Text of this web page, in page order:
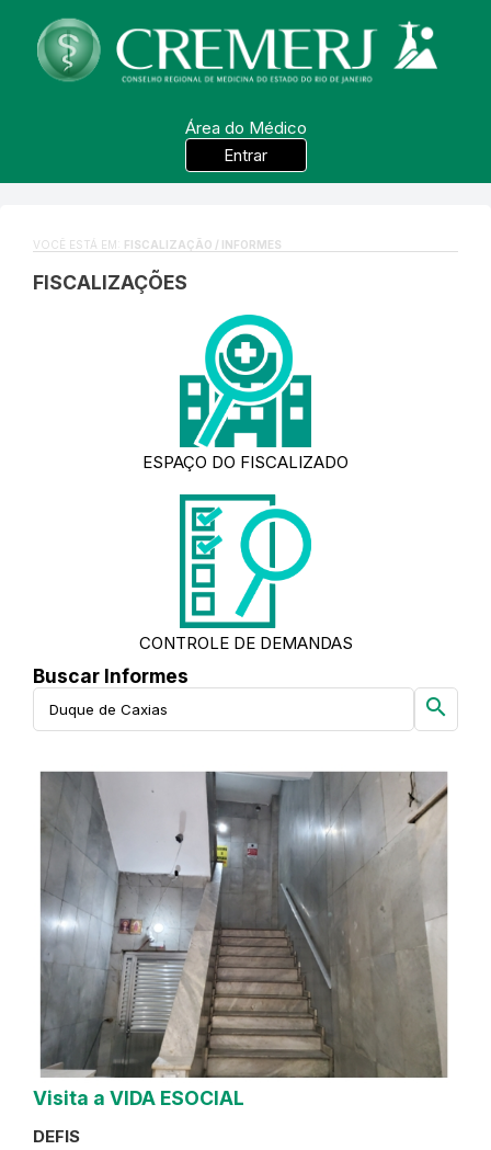
Área do Médico
Entrar
VOCÊ ESTÁ EM: FISCALIZAÇÃO / INFORMES
FISCALIZAÇÕES
ESPAÇO DO FISCALIZADO
CONTROLE DE DEMANDAS
Buscar Informes
search
Visita a VIDA ESOCIAL
DEFIS